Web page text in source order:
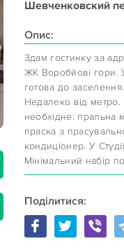
Шевченковский
Опис:
Здам гостинку за
ЖК Воробйові гори.
готова до
Недалеко від
необхідне: пральна
праска з
кондиціонер. У
Мінімальний набір
Поділитися: